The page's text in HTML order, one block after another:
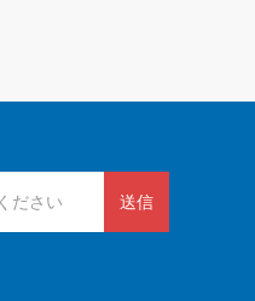
送信